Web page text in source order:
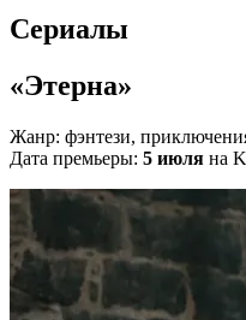
Сериалы
«Этерна»
Жанр: фэнтези,
Дата премьеры: 5 июля на